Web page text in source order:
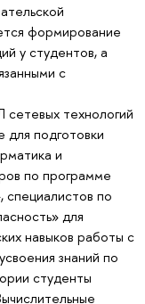
формирование
у студентов, а
с
технологий
для подготовки
и
по программе
по
для
навыков работы с
знаний по
студенты